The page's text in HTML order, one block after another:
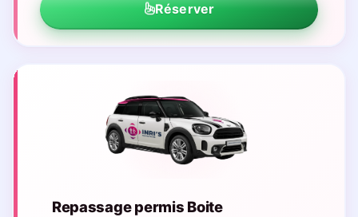
Réserver
Repassage permis Boite